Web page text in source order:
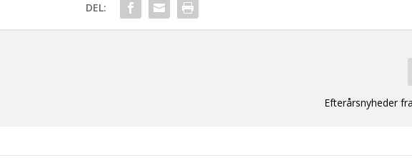
DEL:
Efterårsnyheder